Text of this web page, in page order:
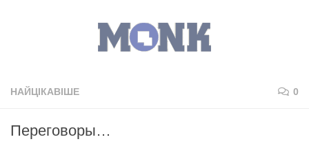
НАЙЦІКАВІШЕ 0
Переговоры…